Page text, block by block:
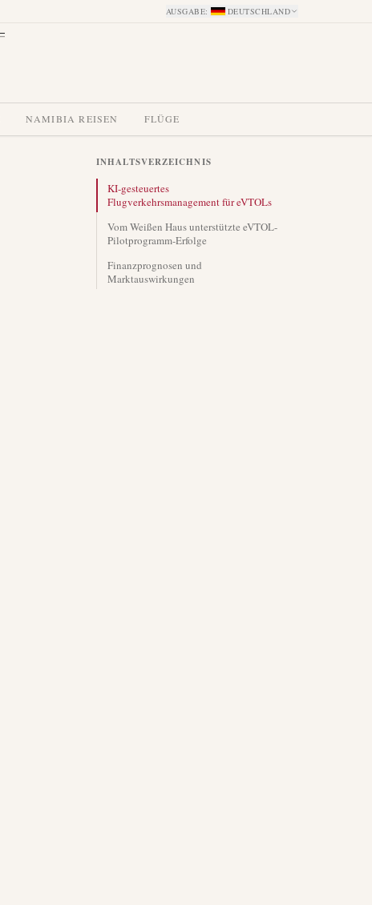
AUSGABE: DEUTSCHLAND
NAMIBIA REISEN FLÜGE
INHALTSVERZEICHNIS
KI-gesteuertes
Flugverkehrsmanagement für eVTOLs
Vom Weißen Haus unterstützte eVTOL-
Pilotprogramm-Erfolge
Finanzprognosen und
Marktauswirkungen